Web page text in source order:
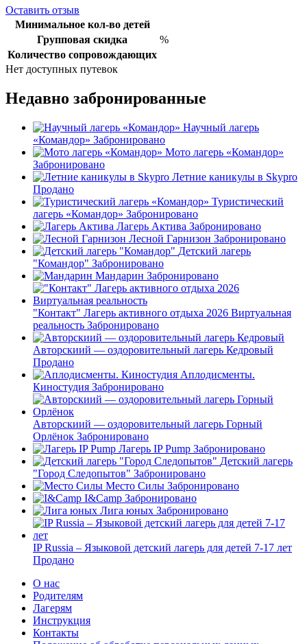
Оставить отзыв
Минимальное кол-во детей
Групповая скидка
%
Количество сопровождающих
Нет доступных путевок
Недавно забронированные
Научный лагерь
«Командор» Забронировано
Мото лагерь «Командор»
Забронировано
Летние каникулы в Skypro
Продано
Туристический
лагерь «Командор» Забронировано
Лагерь Актива Забронировано
Лесной Гарнизон Забронировано
Детский лагерь
"Командор" Забронировано
Мандарин Забронировано
"Контакт" Лагерь активного отдыха 2026 Виртуальная
реальность Забронировано
Авторскиий — оздоровительный лагерь Кедровый
Продано
Аплодисменты.
Киностудия Забронировано
Авторскиий — оздоровительный лагерь Горный
Орлёнок Забронировано
Лагерь IP Pump Забронировано
Детский лагерь
"Город Следопытов" Забронировано
Место Силы Забронировано
I&Camp Забронировано
Лига юных Забронировано
IP Russia – Языковой детский лагерь для детей 7-17 лет
Продано
О нас
Родителям
Лагерям
Инструкция
Контакты